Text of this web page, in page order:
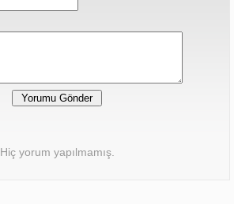
Hiç yorum yapılmamış.